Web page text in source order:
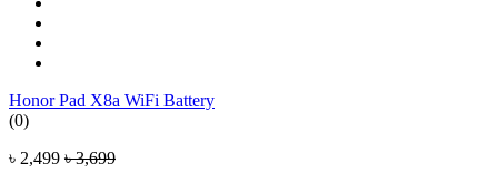
Honor Pad X8a WiFi Battery
(0)
৳ 2,499 ৳ 3,699